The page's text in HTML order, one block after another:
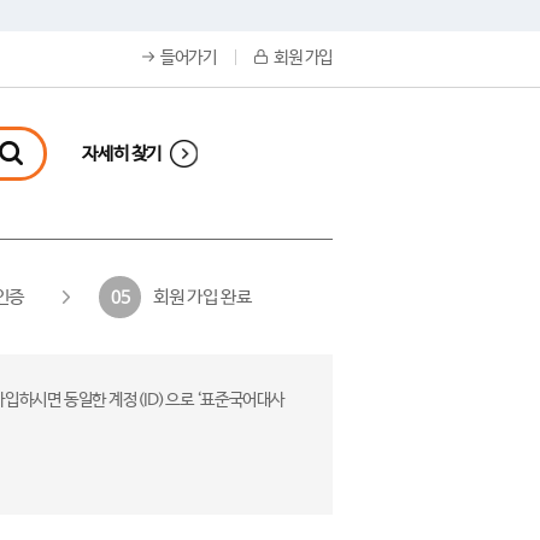
들어가기 회원 가입
자세히 찾기
증 05 회원 가입 완료
하시면 동일한 계정(ID)으로 ‘표준국어대사